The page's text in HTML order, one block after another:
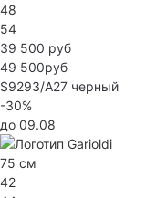
48
54
39 500 руб
49 500руб
S9293/А27 черный
-30%
до 09.08
75 см
42